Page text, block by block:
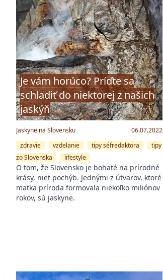
Je vám horúco? Príďte sa
schladiť do niektorej z našich
jaskýň
Jaskyne na Slovensku
06.07.2022
zdravie
vzdelanie tipy séfredaktora
tipy
zo Slovenska
lifestyle
O tom, že Slovensko je bohaté na prírodné
krásy, niet pochýb. Jednými z útvarov, ktoré
matka príroda formovala niekoľko miliónov
rokov, sú jaskyne.